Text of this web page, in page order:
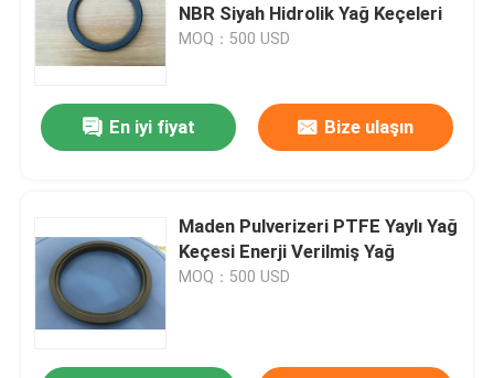
NBR Siyah Hidrolik Yağ Keçeleri
MOQ：500 USD
En iyi fiyat Bize ulaşın
Maden Pulverizeri PTFE Yaylı Yağ
Keçesi Enerji Verilmiş Yağ
MOQ：500 USD